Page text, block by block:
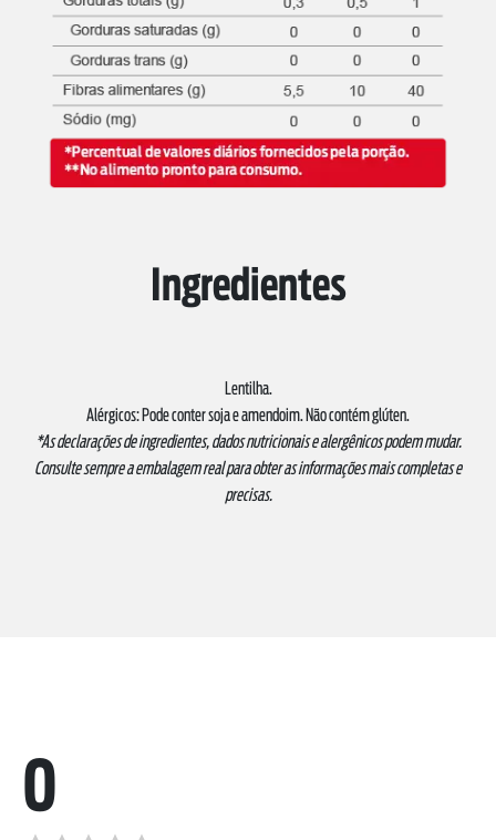
Ingredientes
Lentilha.
Alérgicos: Pode conter soja e amendoim. Não contém glúten.
*As declarações de ingredientes, dados nutricionais e alergênicos podem mudar.
Consulte sempre a embalagem real para obter as informações mais completas e
precisas.
0